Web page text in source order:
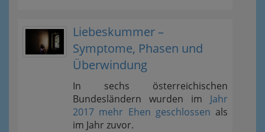
Liebeskummer –
Symptome, Phasen und
Überwindung
In sechs österreichischen
Bundesländern wurden im Jahr
2017 mehr Ehen geschlossen als
im Jahr zuvor.